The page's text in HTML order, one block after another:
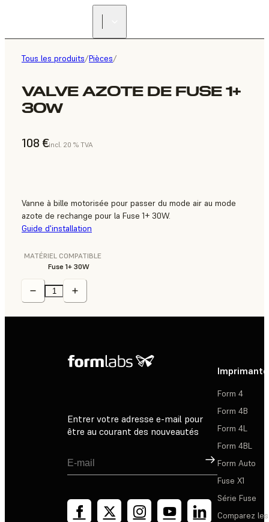
Tous les produits/Pièces/
VALVE AZOTE DE FUSE 1+
30W
108 €incl. 20 % TVA
Vanne à bille motorisée pour passer du mode air au mode
azote de rechange pour la Fuse 1+ 30W.
Guide d'installation
MATÉRIEL COMPATIBLE
Fuse 1+ 30W
Entrer votre adresse e-mail pour
être au courant des nouveautés
Inscription
Form 4
Form 4B
Form 4L
Form 4BL
Form Auto
Fuse X1
Série Fuse
Comparez les